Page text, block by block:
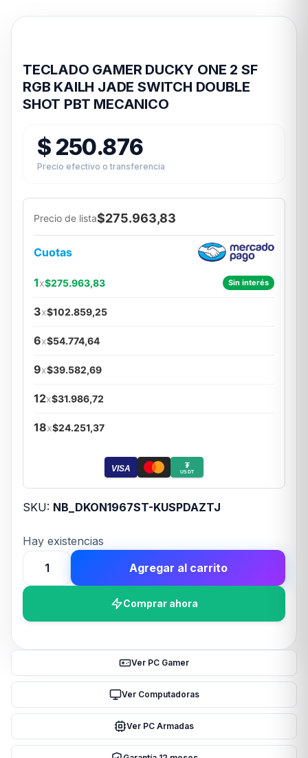
TECLADO GAMER DUCKY ONE 2 SF
RGB KAILH JADE SWITCH DOUBLE
SHOT PBT MECANICO
$ 250.876
Precio efectivo o transferencia
Precio de lista$275.963,83
Cuotas
1x$275.963,83 Sin interés
3x$102.859,25
6x$54.774,64
9x$39.582,69
12x$31.986,72
18x$24.251,37
VISA ₮
USDT
SKU: NB_DKON1967ST-KUSPDAZTJ
Hay existencias
TECLADO
GAMER
RGB
JADE
DOUBLE
Agregar al carrito
Comprar ahora
Ver PC Gamer
Ver Computadoras
Ver PC Armadas